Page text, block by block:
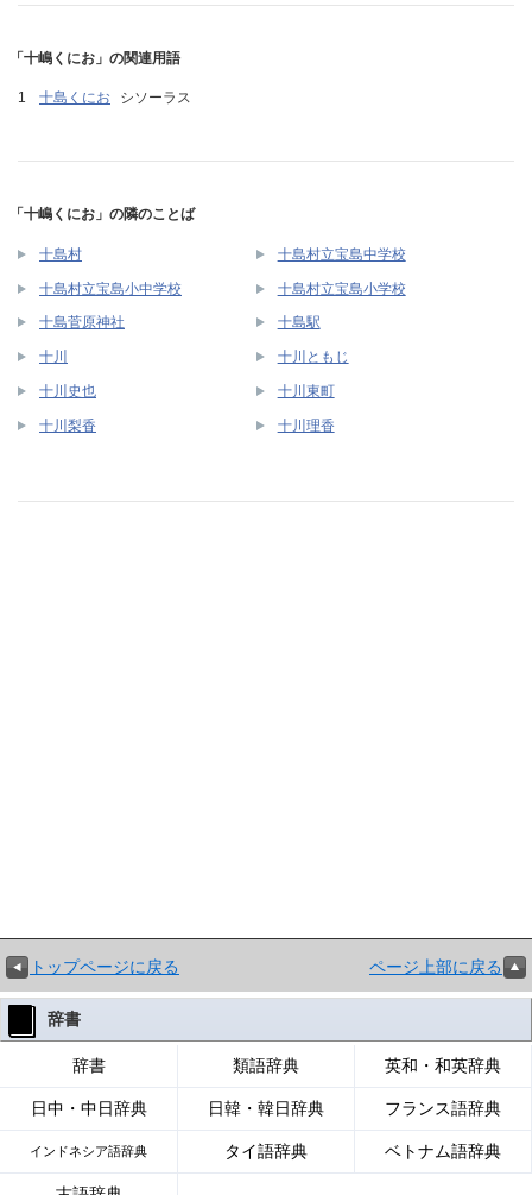
「十嶋くにお」の関連用語
十島くにお シソーラス
「十嶋くにお」の隣のことば
十島村 十島村立宝島中学校
十島村立宝島小中学校 十島村立宝島小学校
十島菅原神社 十島駅
十川 十川ともじ
十川史也 十川東町
十川梨香 十川理香
トップページに戻る ページ上部に戻る
辞書
辞書 類語辞典 英和・和英辞典
日中・中日辞典 日韓・韓日辞典 フランス語辞典
インドネシア語辞典 タイ語辞典 ベトナム語辞典